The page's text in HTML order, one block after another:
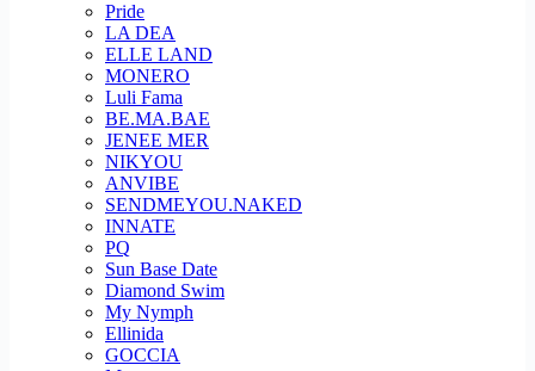
Pride
LA DEA
ELLE LAND
MONERO
Luli Fama
BE.MA.BAE
JENEE MER
NIKYOU
ANVIBE
SENDMEYOU.NAKED
INNATE
PQ
Sun Base Date
Diamond Swim
My Nymph
Ellinida
GOCCIA